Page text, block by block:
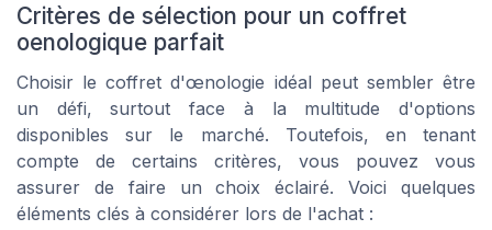
Critères de sélection pour un coffret
oenologique parfait
Choisir le coffret d'œnologie idéal peut sembler être
un défi, surtout face à la multitude d'options
disponibles sur le marché. Toutefois, en tenant
compte de certains critères, vous pouvez vous
assurer de faire un choix éclairé. Voici quelques
éléments clés à considérer lors de l'achat :